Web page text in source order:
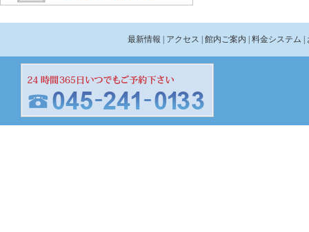
最新情報 | アクセス | 館内ご案内 | 料金システム